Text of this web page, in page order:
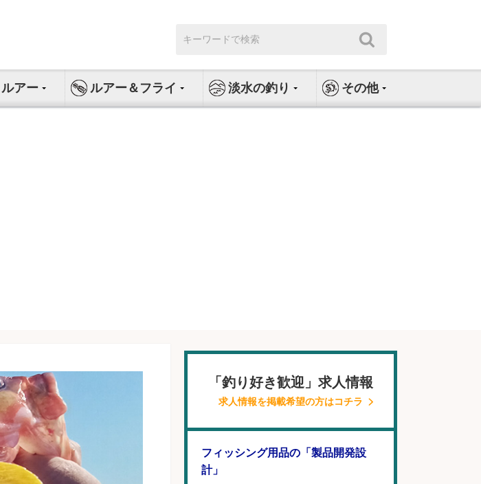
索:
アー ルアー＆フライ 淡水の釣り その他
「釣り好き歓迎」求人情報
求人情報を掲載希望の方はコチラ
フィッシング用品の「製品開発設
計」